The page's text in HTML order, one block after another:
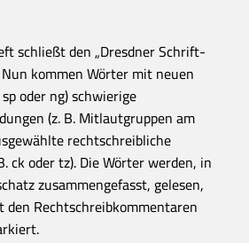
schließt den „Dresdner Schrift-
kommen Wörter mit neuen
oder ng) schwierige
(z. B. Mitlautgruppen am
rechtschreibliche
ck oder tz). Die Wörter werden, in
zusammengefasst, gelesen,
den Rechtschreibkommentaren